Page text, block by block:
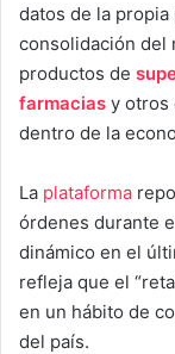
datos de la propia
consolidación del
productos de
farmacias y otros
dentro de la
La plataforma
órdenes durante
dinámico en el
refleja que el
en un hábito de
del país.